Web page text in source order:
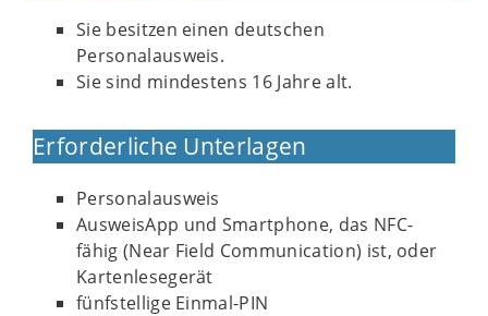
Sie besitzen einen deutschen
Personalausweis.
Sie sind mindestens 16 Jahre alt.
Erforderliche Unterlagen
Personalausweis
AusweisApp und Smartphone, das NFC-
fähig (Near Field Communication) ist, oder
Kartenlesegerät
fünfstellige Einmal-PIN